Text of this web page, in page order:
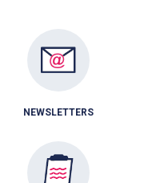
NEWSLETTERS